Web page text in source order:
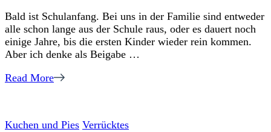
Bald ist Schulanfang. Bei uns in der Familie sind entweder
alle schon lange aus der Schule raus, oder es dauert noch
einige Jahre, bis die ersten Kinder wieder rein kommen.
Aber ich denke als Beigabe …
Read More
Kuchen und Pies Verrücktes